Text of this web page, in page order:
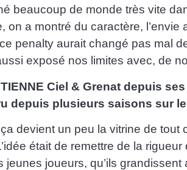
beaucoup de monde très vite
on a montré du caractère,
penalty aurait changé pas mal
exposé nos limites avec, de
Ciel & Grenat depuis
depuis plusieurs saisons sur
devient un peu la vitrine de
était de remettre de la
jeunes joueurs, qu’ils